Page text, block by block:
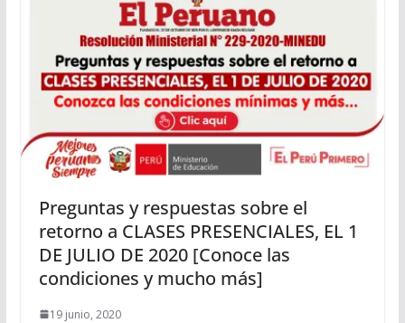
Preguntas y respuestas sobre el
retorno a CLASES PRESENCIALES, EL 1
DE JULIO DE 2020 [Conoce las
condiciones y mucho más]
19 junio, 2020